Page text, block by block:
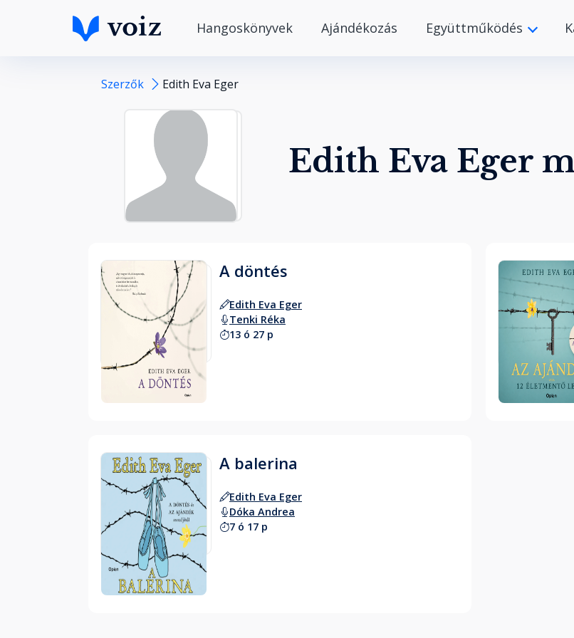
Hangoskönyvek Ajándékozás Együttműködés
Szerzők Edith Eva Eger
Edith Eva Eger
Hallgass bele
A döntés
Edith Eva Eger
Tenki Réka
13 ó 27 p
Hallgass
Hallgass bele
A balerina
Edith Eva Eger
Dóka Andrea
7 ó 17 p